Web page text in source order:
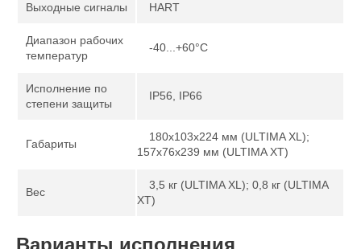
Выходные сигналы HART
Диапазон рабочих
температур
-40...+60°С
Исполнение по
степени защиты
IP56, IP66
Габариты
180x103x224 мм (ULTIMA XL);
157x76x239 мм (ULTIMA XT)
Вес
3,5 кг (ULTIMA XL); 0,8 кг (ULTIMA
XT)
Варианты исполнения